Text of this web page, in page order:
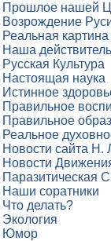
Прошлое нашей
Возрождение
Реальная
Наша
Русская Культура
Настоящая наука
Истинное
Правильное
Правильное
Реальное
Новости сайта
Новости
Паразитическая
Наши соратники
Что делать?
Экология
Юмор